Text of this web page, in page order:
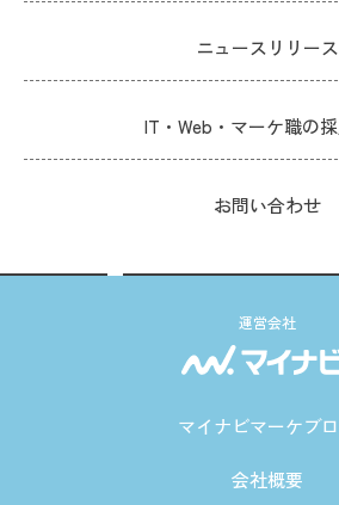
ニュースリリース
IT・Web・マーケ職の
お問い合わせ
運営会社
マイナビマーケブ
会社概要